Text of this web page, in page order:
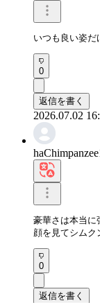
いつも良い姿
0
返信を書く
2026.07.02
豪華さは本当に
顔を見てシムク
0
返信を書く